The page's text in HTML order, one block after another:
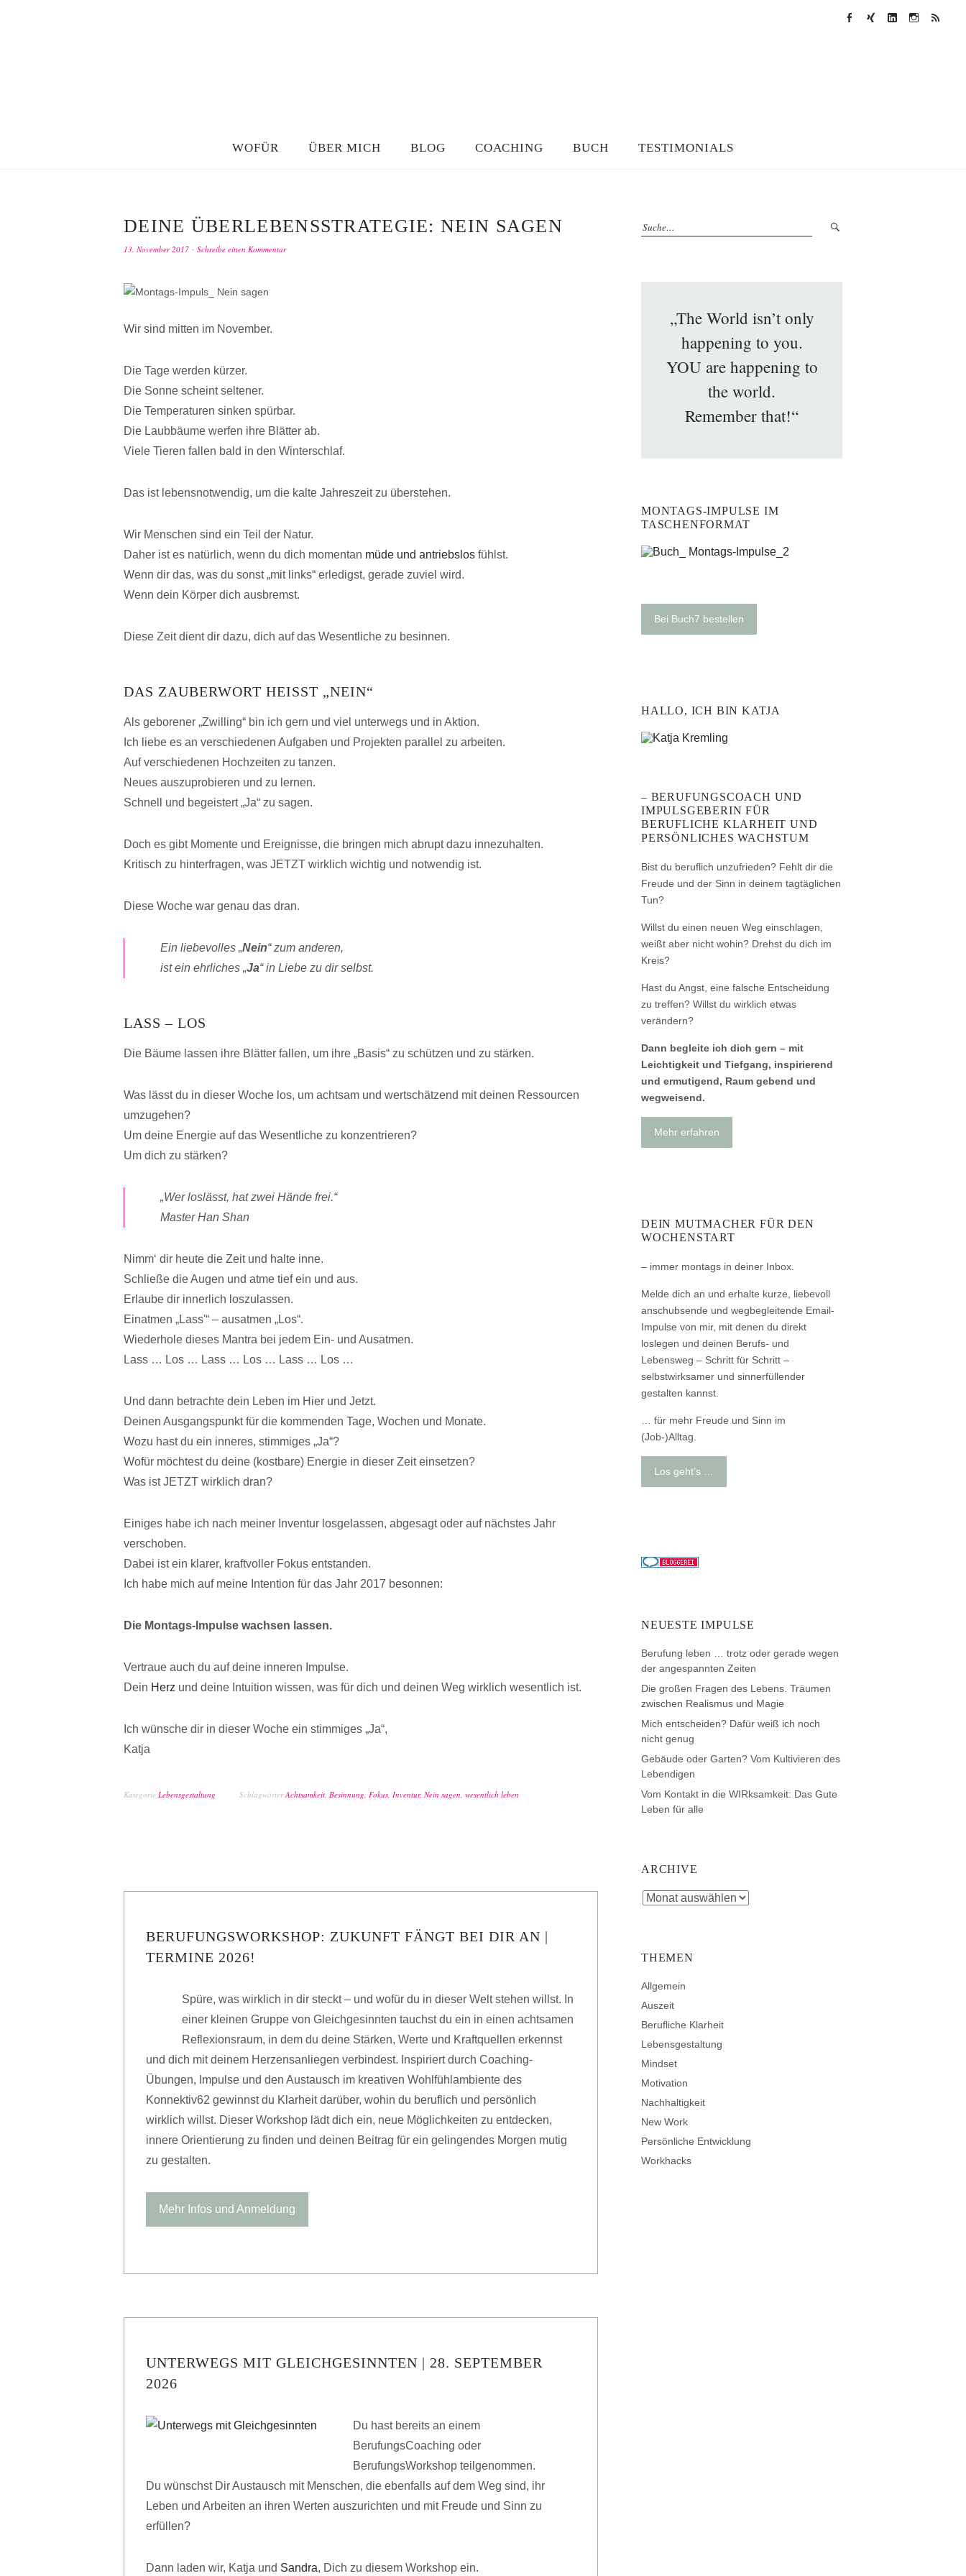
WOFÜR ÜBER MICH BLOG COACHING BUCH TESTIMONIALS
DEINE ÜBERLEBENSSTRATEGIE: NEIN SAGEN
13. November 2017 Schreibe einen Kommentar
Wir sind mitten im November.
Die Tage werden kürzer.
Die Sonne scheint seltener.
Die Temperaturen sinken spürbar.
Die Laubbäume werfen ihre Blätter ab.
Viele Tieren fallen bald in den Winterschlaf.
Das ist lebensnotwendig, um die kalte Jahreszeit zu überstehen.
Wir Menschen sind ein Teil der Natur.
Daher ist es natürlich, wenn du dich momentan müde und antriebslos fühlst.
Wenn dir das, was du sonst „mit links“ erledigst, gerade zuviel wird.
Wenn dein Körper dich ausbremst.
Diese Zeit dient dir dazu, dich auf das Wesentliche zu besinnen.
DAS ZAUBERWORT HEISST „NEIN“
Als geborener „Zwilling“ bin ich gern und viel unterwegs und in Aktion.
Ich liebe es an verschiedenen Aufgaben und Projekten parallel zu arbeiten.
Auf verschiedenen Hochzeiten zu tanzen.
Neues auszuprobieren und zu lernen.
Schnell und begeistert „Ja“ zu sagen.
Doch es gibt Momente und Ereignisse, die bringen mich abrupt dazu innezuhalten.
Kritisch zu hinterfragen, was JETZT wirklich wichtig und notwendig ist.
Diese Woche war genau das dran.
Ein liebevolles „Nein“ zum anderen,
ist ein ehrliches „Ja“ in Liebe zu dir selbst.
LASS – LOS
Die Bäume lassen ihre Blätter fallen, um ihre „Basis“ zu schützen und zu stärken.
Was lässt du in dieser Woche los, um achtsam und wertschätzend mit deinen Ressourcen
umzugehen?
Um deine Energie auf das Wesentliche zu konzentrieren?
Um dich zu stärken?
„Wer loslässt, hat zwei Hände frei.“
Master Han Shan
Nimm‘ dir heute die Zeit und halte inne.
Schließe die Augen und atme tief ein und aus.
Erlaube dir innerlich loszulassen.
Einatmen „Lass'“ – ausatmen „Los“.
Wiederhole dieses Mantra bei jedem Ein- und Ausatmen.
Lass … Los … Lass … Los … Lass … Los …
Und dann betrachte dein Leben im Hier und Jetzt.
Deinen Ausgangspunkt für die kommenden Tage, Wochen und Monate.
Wozu hast du ein inneres, stimmiges „Ja“?
Wofür möchtest du deine (kostbare) Energie in dieser Zeit einsetzen?
Was ist JETZT wirklich dran?
Einiges habe ich nach meiner Inventur losgelassen, abgesagt oder auf nächstes Jahr
verschoben.
Dabei ist ein klarer, kraftvoller Fokus entstanden.
Ich habe mich auf meine Intention für das Jahr 2017 besonnen:
Die Montags-Impulse wachsen lassen.
Vertraue auch du auf deine inneren Impulse.
Dein Herz und deine Intuition wissen, was für dich und deinen Weg wirklich wesentlich ist.
Ich wünsche dir in dieser Woche ein stimmiges „Ja“,
Katja
Kategorie Lebensgestaltung SchlagwörterAchtsamkeit, Besinnung, Fokus, Inventur, Nein sagen, wesentlich leben
BERUFUNGSWORKSHOP: ZUKUNFT FÄNGT BEI DIR AN |
TERMINE 2026!
Spüre, was wirklich in dir steckt – und wofür du in dieser Welt stehen willst. In
einer kleinen Gruppe von Gleichgesinnten tauchst du ein in einen achtsamen
Reflexionsraum, in dem du deine Stärken, Werte und Kraftquellen erkennst
und dich mit deinem Herzensanliegen verbindest. Inspiriert durch Coaching-
Übungen, Impulse und den Austausch im kreativen Wohlfühlambiente des
Konnektiv62 gewinnst du Klarheit darüber, wohin du beruflich und persönlich
wirklich willst. Dieser Workshop lädt dich ein, neue Möglichkeiten zu entdecken,
innere Orientierung zu finden und deinen Beitrag für ein gelingendes Morgen mutig
zu gestalten.
Mehr Infos und Anmeldung
UNTERWEGS MIT GLEICHGESINNTEN | 28. SEPTEMBER
2026
Du hast bereits an einem
BerufungsCoaching oder
BerufungsWorkshop teilgenommen.
Du wünschst Dir Austausch mit Menschen, die ebenfalls auf dem Weg sind, ihr
Leben und Arbeiten an ihren Werten auszurichten und mit Freude und Sinn zu
erfüllen?
Dann laden wir, Katja und Sandra, Dich zu diesem Workshop ein.
„The World isn’t only
happening to you.
YOU are happening to
the world.
Remember that!“
MONTAGS-IMPULSE IM
TASCHENFORMAT
Bei Buch7 bestellen
HALLO, ICH BIN KATJA
– BERUFUNGSCOACH UND
IMPULSGEBERIN FÜR
BERUFLICHE KLARHEIT UND
PERSÖNLICHES WACHSTUM
Bist du beruflich unzufrieden? Fehlt dir die
Freude und der Sinn in deinem tagtäglichen
Tun?
Willst du einen neuen Weg einschlagen,
weißt aber nicht wohin? Drehst du dich im
Kreis?
Hast du Angst, eine falsche Entscheidung
zu treffen? Willst du wirklich etwas
verändern?
Dann begleite ich dich gern – mit
Leichtigkeit und Tiefgang, inspirierend
und ermutigend, Raum gebend und
wegweisend.
Mehr erfahren
DEIN MUTMACHER FÜR DEN
WOCHENSTART
– immer montags in deiner Inbox.
Melde dich an und erhalte kurze, liebevoll
anschubsende und wegbegleitende Email-
Impulse von mir, mit denen du direkt
loslegen und deinen Berufs- und
Lebensweg – Schritt für Schritt –
selbstwirksamer und sinnerfüllender
gestalten kannst.
… für mehr Freude und Sinn im
(Job-)Alltag.
Los geht’s …
NEUESTE IMPULSE
Berufung leben … trotz oder gerade wegen
der angespannten Zeiten
Die großen Fragen des Lebens. Träumen
zwischen Realismus und Magie
Mich entscheiden? Dafür weiß ich noch
nicht genug
Gebäude oder Garten? Vom Kultivieren des
Lebendigen
Vom Kontakt in die WIRksamkeit: Das Gute
Leben für alle
ARCHIVE
THEMEN
Allgemein
Auszeit
Berufliche Klarheit
Lebensgestaltung
Mindset
Motivation
Nachhaltigkeit
New Work
Persönliche Entwicklung
Workhacks